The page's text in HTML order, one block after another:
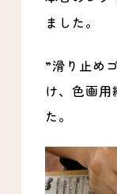
ました。
”滑り止め
け、色画
た。